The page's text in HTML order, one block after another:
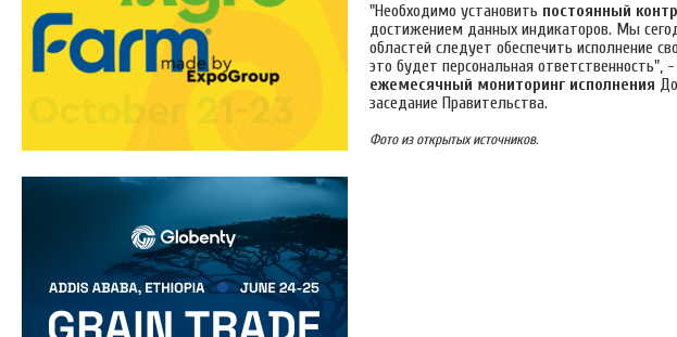
"Необходимо установить постоянный
достижением данных индикаторов. Мы
областей следует обеспечить исполнение
это будет персональная
ежемесячный мониторинг исполнения
заседание Правительства.
Фото из открытых источников.